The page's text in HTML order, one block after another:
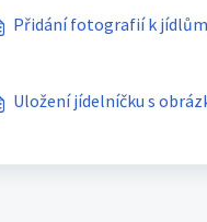
Přidání fotografií k
Uložení jídelníčku s